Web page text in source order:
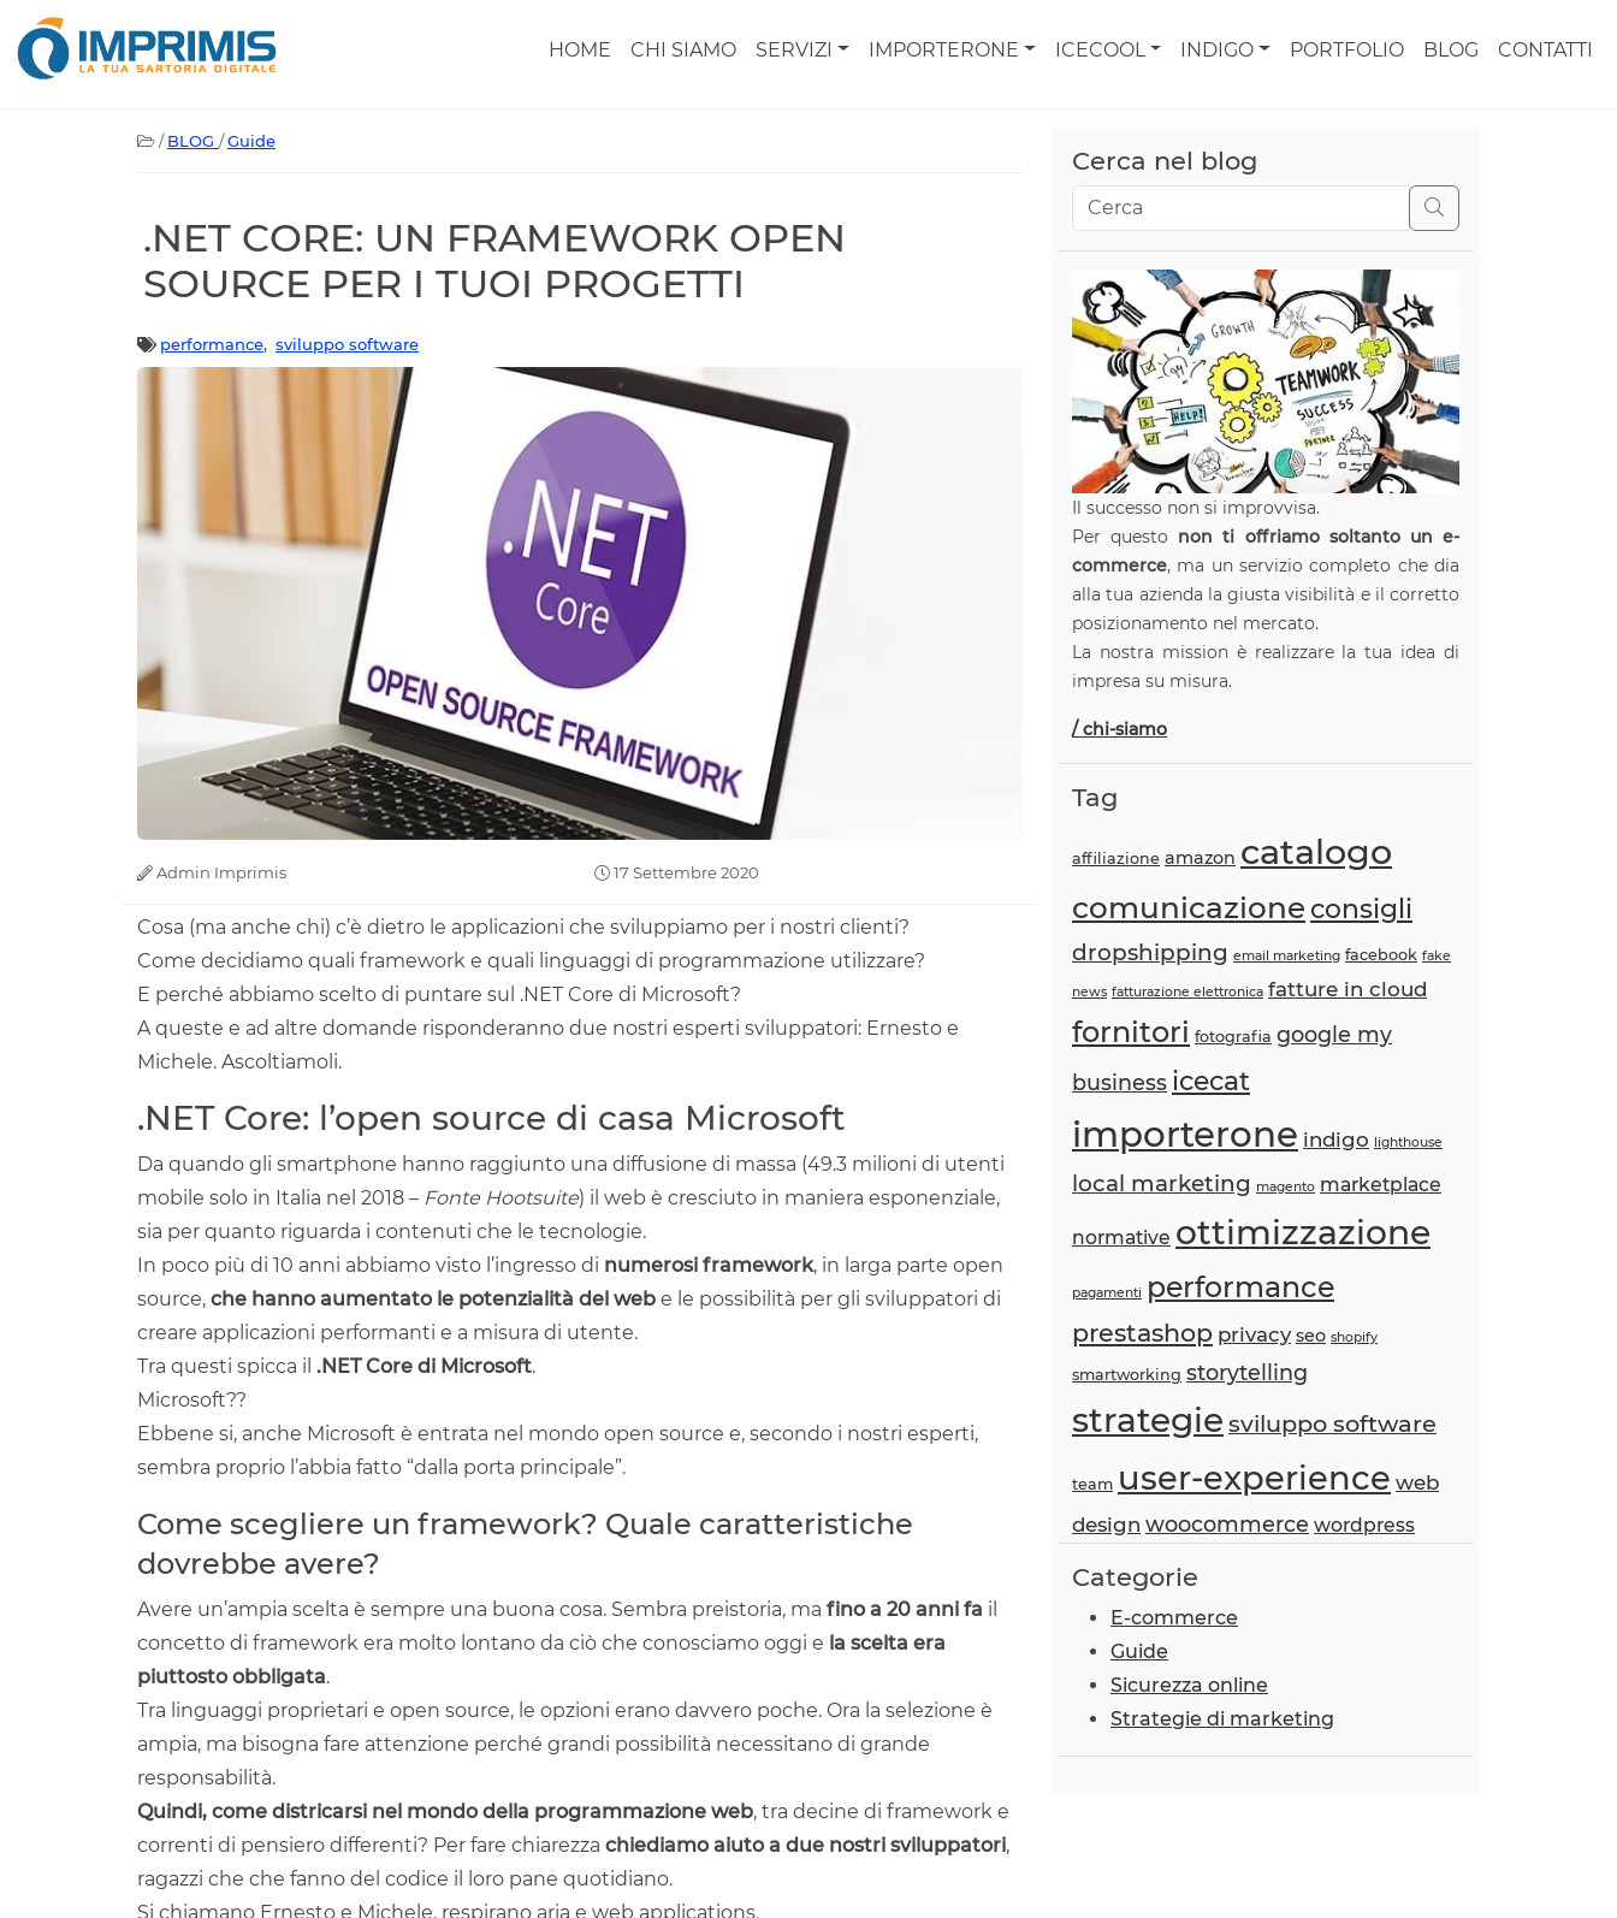
HOME CHI SIAMO SERVIZI IMPORTERONE ICECOOL INDIGO PORTFOLIO BLOG CONTATTI
/BLOG /Guide
.NET CORE: UN FRAMEWORK OPEN
SOURCE PER I TUOI PROGETTI
performance, sviluppo software
Admin Imprimis 17 Settembre 2020
Cosa (ma anche chi) c’è dietro le applicazioni che sviluppiamo per i nostri clienti?
Come decidiamo quali framework e quali linguaggi di programmazione utilizzare?
E perché abbiamo scelto di puntare sul .NET Core di Microsoft?
A queste e ad altre domande risponderanno due nostri esperti sviluppatori: Ernesto e
Michele. Ascoltiamoli.
.NET Core: l’open source di casa Microsoft
Da quando gli smartphone hanno raggiunto una diffusione di massa (49.3 milioni di utenti
mobile solo in Italia nel 2018 – Fonte Hootsuite) il web è cresciuto in maniera esponenziale,
sia per quanto riguarda i contenuti che le tecnologie.
In poco più di 10 anni abbiamo visto l’ingresso di numerosi framework, in larga parte open
source, che hanno aumentato le potenzialità del web e le possibilità per gli sviluppatori di
creare applicazioni performanti e a misura di utente.
Tra questi spicca il .NET Core di Microsoft.
Microsoft??
Ebbene si, anche Microsoft è entrata nel mondo open source e, secondo i nostri esperti,
sembra proprio l’abbia fatto “dalla porta principale”.
Come scegliere un framework? Quale caratteristiche
dovrebbe avere?
Avere un’ampia scelta è sempre una buona cosa. Sembra preistoria, ma fino a 20 anni fa il
concetto di framework era molto lontano da ciò che conosciamo oggi e la scelta era
piuttosto obbligata.
Tra linguaggi proprietari e open source, le opzioni erano davvero poche. Ora la selezione è
ampia, ma bisogna fare attenzione perché grandi possibilità necessitano di grande
responsabilità.
Quindi, come districarsi nel mondo della programmazione web, tra decine di framework e
correnti di pensiero differenti? Per fare chiarezza chiediamo aiuto a due nostri sviluppatori,
ragazzi che che fanno del codice il loro pane quotidiano.
Si chiamano Ernesto e Michele, respirano aria e web applications.
Cerca nel blog
Il successo non si improvvisa.
Per questo non ti offriamo soltanto un e-
commerce, ma un servizio completo che dia
alla tua azienda la giusta visibilità e il corretto
posizionamento nel mercato.
La nostra mission è realizzare la tua idea di
impresa su misura.
/ chi-siamo
Tag
affiliazione amazon catalogo
comunicazione consigli
dropshipping email marketing facebook fake
news fatturazione elettronica fatture in cloud
fornitori fotografia google my
business icecat
importerone indigo lighthouse
local marketing magento marketplace
normative ottimizzazione
pagamenti performance
prestashop privacy seo shopify
smartworking storytelling
strategie sviluppo software
team user-experience web
design woocommerce wordpress
Categorie
E-commerce
Guide
Sicurezza online
Strategie di marketing